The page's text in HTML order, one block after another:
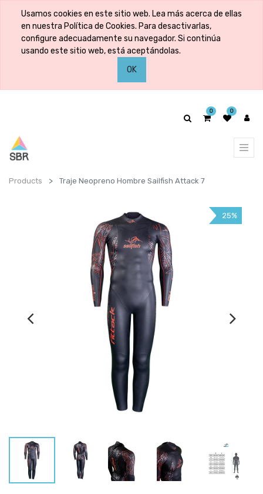
Usamos cookies en este sitio web. Lea más acerca de ellas
en nuestra Política de Cookies. Para desactivarlas,
configure adecuadamente su navegador. Si continúa
usando este sitio web, está aceptándolas.
OK
0 0
Products Traje Neopreno Hombre Sailfish Attack 7
25%